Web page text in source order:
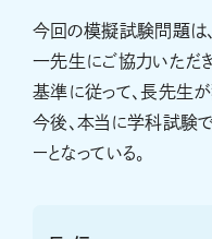
今回の模擬試験問題は
一先生にご協力いただ
基準に従って、長先生が
今後、本当に学科試験で
ーとなっている。